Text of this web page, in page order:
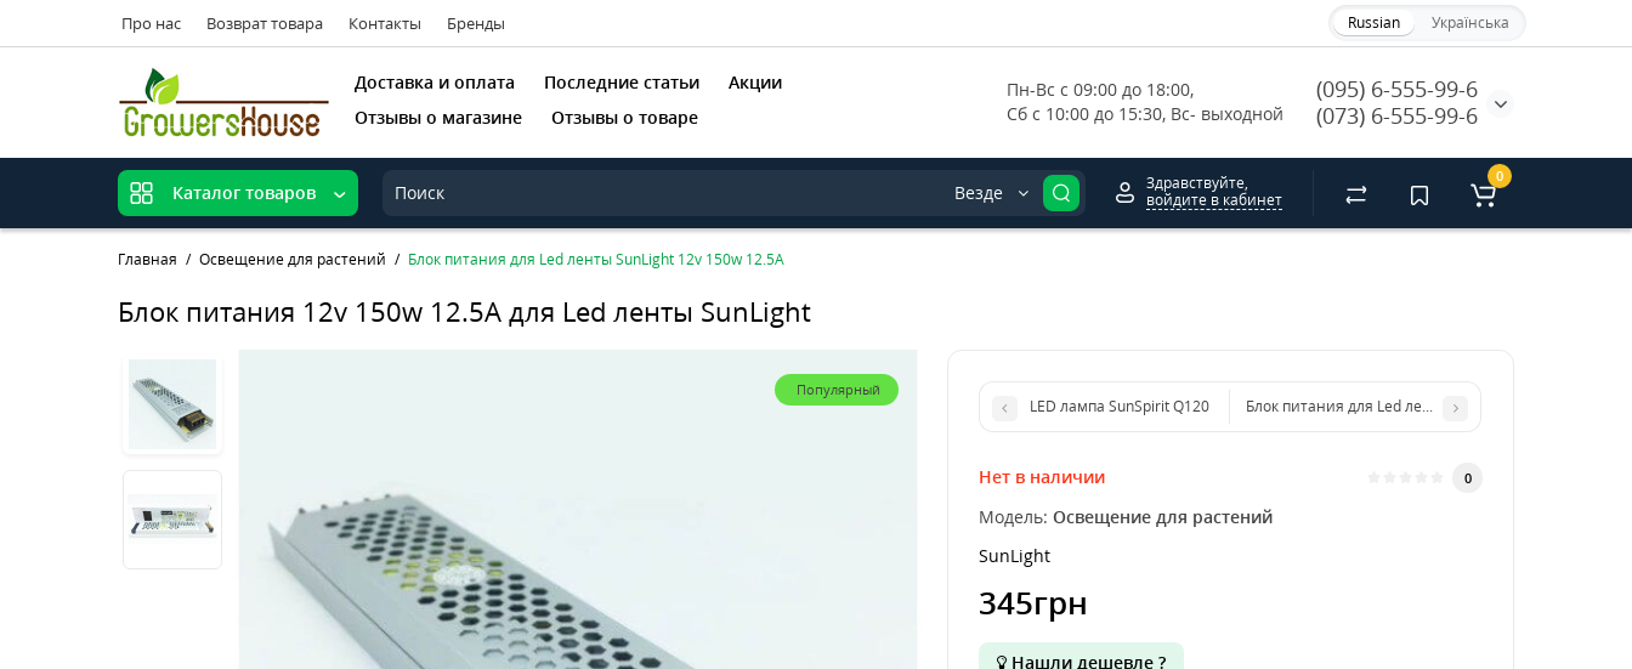
Про нас Возврат товара Контакты Бренды Russian Українська
Пн-Вс с 09:00 до 18:00,
Сб с 10:00 до 15:30, Вс- выходной
(095) 6-555-99-6
(073) 6-555-99-6
Доставка и оплата Последние статьи
Акции
Отзывы о магазине
Отзывы о товаре
Каталог товаров Везде
Здравствуйте,
войдите в кабинет
0
Главная Освещение для растений Блок питания для Led ленты SunLight 12v 150w 12.5A
Блок питания 12v 150w 12.5A для Led ленты SunLight
Популярный
LED лампа SunSpirit Q120 Блок питания для Led ленты SunLight 12v 60w 5A
Нет в наличии 0
Модель: Освещение для растений
SunLight
345грн
Нашли дешевле ?